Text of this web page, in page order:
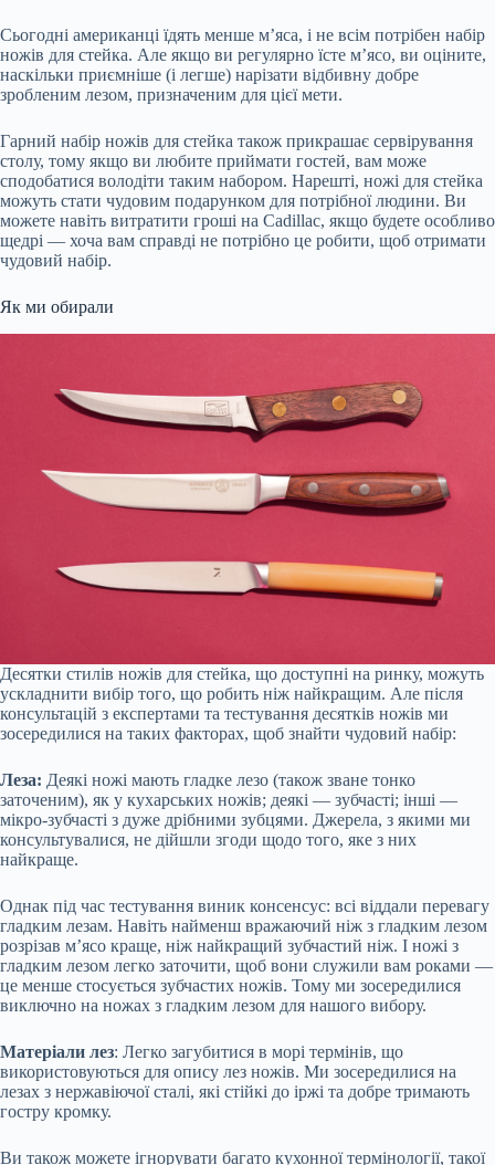
Сьогодні американці їдять менше м’яса, і не всім потрібен набір
ножів для стейка. Але якщо ви регулярно їсте м’ясо, ви оціните,
наскільки приємніше (і легше) нарізати відбивну добре
зробленим лезом, призначеним для цієї мети.
Гарний набір ножів для стейка також прикрашає сервірування
столу, тому якщо ви любите приймати гостей, вам може
сподобатися володіти таким набором. Нарешті, ножі для стейка
можуть стати чудовим подарунком для потрібної людини. Ви
можете навіть витратити гроші на Cadillac, якщо будете особливо
щедрі — хоча вам справді не потрібно це робити, щоб отримати
чудовий набір.
Як ми обирали
Десятки стилів ножів для стейка, що доступні на ринку, можуть
ускладнити вибір того, що робить ніж найкращим. Але після
консультацій з експертами та тестування десятків ножів ми
зосередилися на таких факторах, щоб знайти чудовий набір:
Леза: Деякі ножі мають гладке лезо (також зване тонко
заточеним), як у кухарських ножів; деякі — зубчасті; інші —
мікро-зубчасті з дуже дрібними зубцями. Джерела, з якими ми
консультувалися, не дійшли згоди щодо того, яке з них
найкраще.
Однак під час тестування виник консенсус: всі віддали перевагу
гладким лезам. Навіть найменш вражаючий ніж з гладким лезом
розрізав м’ясо краще, ніж найкращий зубчастий ніж. І ножі з
гладким лезом легко заточити, щоб вони служили вам роками —
це менше стосується зубчастих ножів. Тому ми зосередилися
виключно на ножах з гладким лезом для нашого вибору.
Матеріали лез: Легко загубитися в морі термінів, що
використовуються для опису лез ножів. Ми зосередилися на
лезах з нержавіючої сталі, які стійкі до іржі та добре тримають
гостру кромку.
Ви також можете ігнорувати багато кухонної термінології, такої